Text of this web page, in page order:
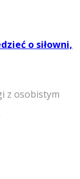
o siłowni,
z osobistym